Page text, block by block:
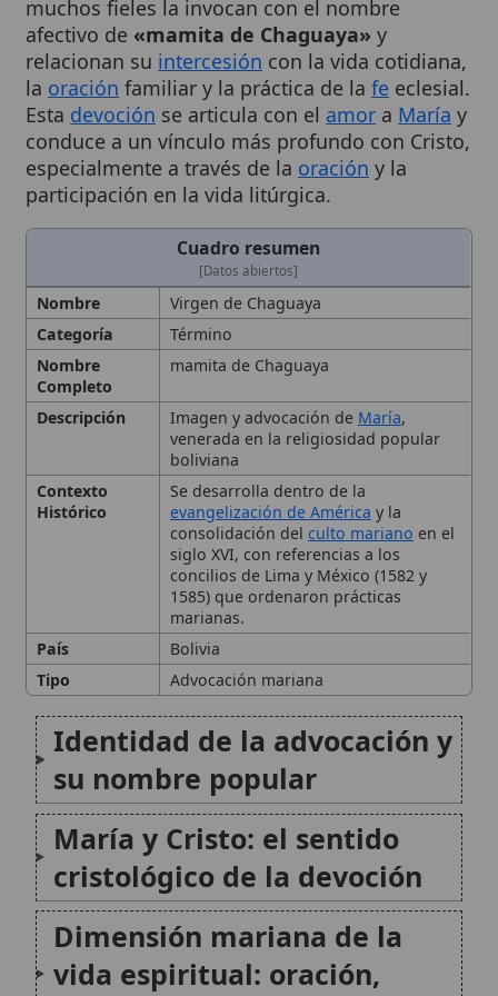
relacionan suintercesióncon la vida cotidiana,
laoraciónfamiliar y la práctica de lafeeclesial.
Estadevociónse articula con elamoraMaríay
conduce a un vínculo más profundo con Cristo,
especialmente a través de laoracióny la
participación en la vida litúrgica.
Cuadro resumen
[Datos abiertos]
Nombre Virgen de Chaguaya
Término
Nombre
Completo
mamita de Chaguaya
Descripción Imagen y advocación de
venerada en la religiosidad popular
boliviana
Contexto
Histórico
Se desarrolla dentro de la
evangelización de Américay la
consolidación delculto mariano en el
siglo XVI, con referencias a los
concilios de Lima y México (1582 y
1585) que ordenaron prácticas
marianas.
Bolivia
Advocación mariana
Identidad de la advocación y
su nombre popular
María y Cristo: el sentido
cristológico de la devoción
Dimensión mariana de la
vida espiritual: oración,
fiestas y piedad cotidiana
Santuario y peregrinación:
una pedagogía de la fe